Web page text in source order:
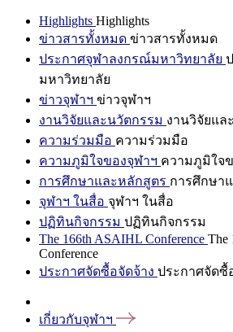
Highlights Highlights
ข่าวสารทั้งหมด ข่าวสารทั้งหมด
ประกาศจุฬาลงกรณ์มหาวิทยาลัย
มหาวิทยาลัย
ข่าวจุฬาฯ ข่าวจุฬาฯ
งานวิจัยและนวัตกรรม งานวิจัยแล
ความร่วมมือ ความร่วมมือ
ความภูมิใจของจุฬาฯ ความภูมิใจ
การศึกษาและหลักสูตร การศึกษา
จุฬาฯ ในสื่อ จุฬาฯ ในสื่อ
ปฏิทินกิจกรรม ปฏิทินกิจกรรม
The 166th ASAIHL Conference The
Conference
ประกาศจัดซื้อจัดจ้าง ประกาศจัดซื้
เกี่ยวกับจุฬาฯ